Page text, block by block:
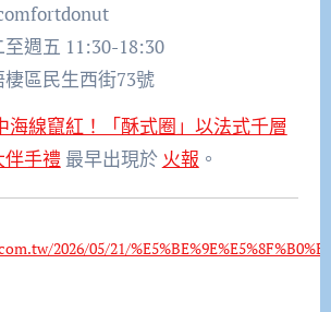
週五 11:30-18:30
區民生西街73號
海線竄紅！「酥式圈」以法式千層
手禮最早出現於 火報 。
2026/05/21/